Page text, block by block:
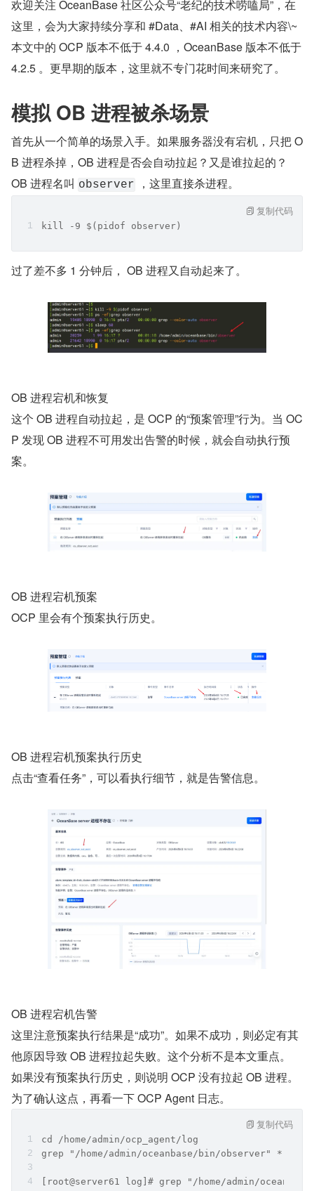
欢迎关注 OceanBase 社区公众号“老纪的技术唠嗑局”，在
这里，会为大家持续分享和 #Data、#AI 相关的技术内容\~
本文中的 OCP 版本不低于 4.4.0 ，OceanBase 版本不低于
4.2.5 。更早期的版本，这里就不专门花时间来研究了。
模拟 OB 进程被杀场景
首先从一个简单的场景入手。如果服务器没有宕机，只把 O
B 进程杀掉，OB 进程是否会自动拉起？又是谁拉起的？
OB 进程名叫 observer ，这里直接杀进程。
kill -9 $(pidof observer)
复制代码
过了差不多 1 分钟后， OB 进程又自动起来了。
OB 进程宕机和恢复
这个 OB 进程自动拉起，是 OCP 的“预案管理”行为。当 OC
P 发现 OB 进程不可用发出告警的时候，就会自动执行预
案。
OB 进程宕机预案
OCP 里会有个预案执行历史。
OB 进程宕机预案执行历史
点击“查看任务”，可以看执行细节，就是告警信息。
OB 进程宕机告警
这里注意预案执行结果是“成功”。如果不成功，则必定有其
他原因导致 OB 进程拉起失败。这个分析不是本文重点。
如果没有预案执行历史，则说明 OCP 没有拉起 OB 进程。
为了确认这点，再看一下 OCP Agent 日志。
cd /home/admin/ocp_agent/log
grep "/home/admin/oceanbase/bin/observer" *.log
[root@server61 log]# grep "/home/admin/
复制代码